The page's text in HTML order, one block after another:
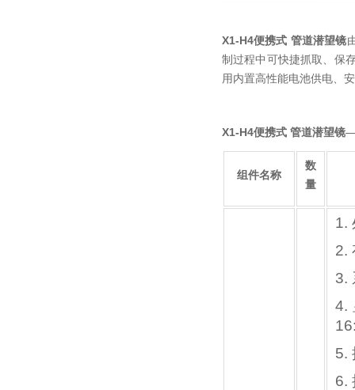
X1-H4便携式 管道潜望镜
制过程中可快捷抓取、保
用内置高性能电池供电、
X1-H4便携式 管道潜望镜—
组件名称
数
量
1.
2.
3.
4.
5.
6.